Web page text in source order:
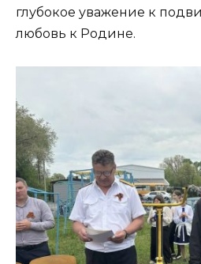
глубокое уважение к
любовь к Родине.